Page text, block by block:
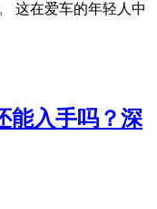
这在爱车的年轻人中
能入手吗？深